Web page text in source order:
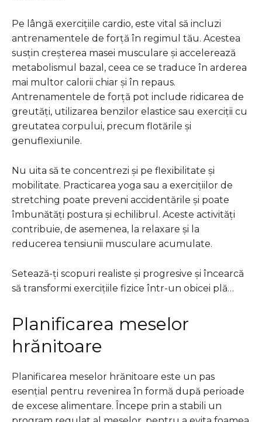
Pe lângă exercițiile cardio, este vital să incluzi
antrenamentele de forță în regimul tău. Acestea
susțin creșterea masei musculare și accelerează
metabolismul bazal, ceea ce se traduce în arderea
mai multor calorii chiar și în repaus.
Antrenamentele de forță pot include ridicarea de
greutăți, utilizarea benzilor elastice sau exerciții cu
greutatea corpului, precum flotările și
genuflexiunile.
Nu uita să te concentrezi și pe flexibilitate și
mobilitate. Practicarea yoga sau a exercițiilor de
stretching poate preveni accidentările și poate
îmbunătăți postura și echilibrul. Aceste activități
contribuie, de asemenea, la relaxare și la
reducerea tensiunii musculare acumulate.
Setează-ți scopuri realiste și progresive și încearcă
să transformi exercițiile fizice într-un obicei plă…
Planificarea meselor
hrănitoare
Planificarea meselor hrănitoare este un pas
esențial pentru revenirea în formă după perioade
de excese alimentare. Începe prin a stabili un